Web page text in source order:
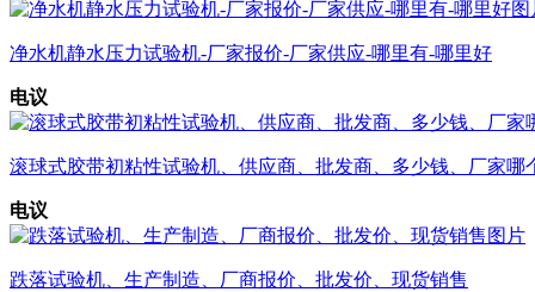
净水机静水压力试验机-厂家报价-厂家供应-哪里有-哪里好
电议
滚球式胶带初粘性试验机、供应商、批发商、多少钱、厂家哪
电议
跌落试验机、生产制造、厂商报价、批发价、现货销售